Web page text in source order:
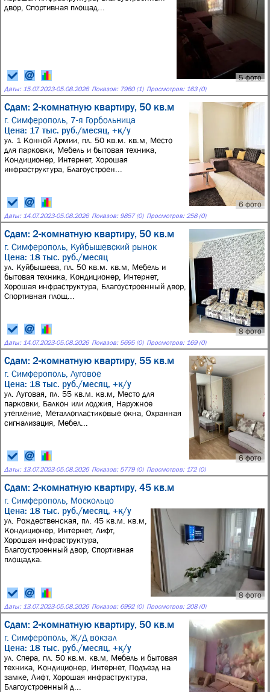
5 фото
двор, Спортивная площад...
Даты: 15.07.2023-05.08.2026 Показов: 7960 (1) Просмотров: 163 (0)
Сдам: 2-комнатную квартиру, 50 кв.м
г. Симферополь, 7-я Горбольница
6 фото
Цена: 17 тыс. руб./месяц, +к/у
ул. 1 Конной Армии, пл. 50 кв.м. кв.м, Место
для парковки, Мебель и бытовая техника,
Кондиционер, Интернет, Хорошая
инфраструктура, Благоустроен...
Даты: 14.07.2023-05.08.2026 Показов: 9857 (0) Просмотров: 258 (0)
Сдам: 2-комнатную квартиру, 50 кв.м
г. Симферополь, Куйбышевский рынок
8 фото
Цена: 18 тыс. руб./месяц
ул. Куйбышева, пл. 50 кв.м. кв.м, Мебель и
бытовая техника, Кондиционер, Интернет,
Хорошая инфраструктура, Благоустроенный двор,
Спортивная площ...
Даты: 14.07.2023-05.08.2026 Показов: 5695 (0) Просмотров: 169 (0)
Сдам: 2-комнатную квартиру, 55 кв.м
г. Симферополь, Луговое
6 фото
Цена: 18 тыс. руб./месяц, +к/у
ул. Луговая, пл. 55 кв.м. кв.м, Место для
парковки, Балкон или лоджия, Наружное
утепление, Металлопластиковые окна, Охранная
сигнализация, Мебел...
Даты: 13.07.2023-05.08.2026 Показов: 5779 (0) Просмотров: 172 (0)
Сдам: 2-комнатную квартиру, 45 кв.м
г. Симферополь, Москольцо
8 фото
Цена: 18 тыс. руб./месяц, +к/у
ул. Рождественская, пл. 45 кв.м. кв.м,
Кондиционер, Интернет, Лифт,
Хорошая инфраструктура,
Благоустроенный двор, Спортивная
площадка.
Даты: 13.07.2023-05.08.2026 Показов: 6992 (0) Просмотров: 208 (0)
Сдам: 2-комнатную квартиру, 50 кв.м
г. Симферополь, Ж/Д вокзал
Цена: 18 тыс. руб./месяц, +к/у
ул. Спера, пл. 50 кв.м. кв.м, Мебель и бытовая
техника, Кондиционер, Интернет, Подъезд на
замке, Лифт, Хорошая инфраструктура,
Благоустроенный д...